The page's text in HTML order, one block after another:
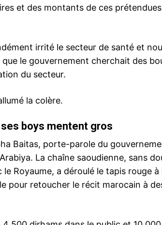
et des montants de ces prétendues
irrité le secteur de santé et
le gouvernement cherchait des
du secteur.
la colère.
boys mentent gros
Baitas, porte-parole du
La chaîne saoudienne, sans
Royaume, a déroulé le tapis rouge à
pour retoucher le récit marocain à